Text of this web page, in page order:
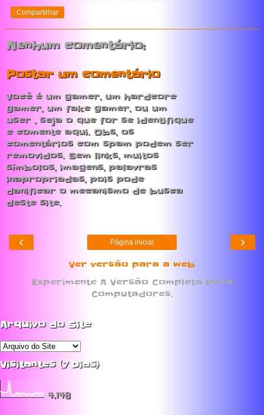
Compartilhar
Nenhum comentário:
Postar um comentário
Você é um gamer, um hardcore
gamer, um fake gamer, ou um
user , seja o que for se identifique
e comente aqui. Obs, os
comentários com spam podem ser
removidos. Sem links, muitos
símbolos, imagens, palavras
inapropriadas, pois pode
danificar o mecanismo de busca
deste site.
‹ ›
Página inicial
Ver versão para a web
Experimente A Versão Completa Para
Computadores.
Arquivo do Site
Visitantes (7 Dias)
4,148